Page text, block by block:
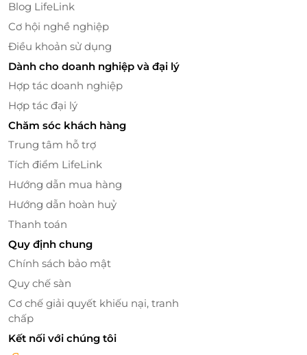
Dịch vụ nha khoa toàn diện tại White Smile
đa dạng dịch vụ chăm sóc và thẩm mỹ răng miệng:
Chăm sóc & điều trị răng miệng
Khám và tư vấn tổng quát
Trám răng, nhổ răng, điều trị nha chu
Thẩm mỹ & phục hình
Niềng răng chỉnh nha
Bọc răng sứ thẩm mỹ
Cấy ghép Implant phục hồi răng mất
Blog LifeLink
Cơ hội nghề nghiệp
Điều khoản sử dụng
Dành cho doanh nghiệp và đại lý
Hợp tác doanh nghiệp
Hợp tác đại lý
Chăm sóc khách hàng
Trung tâm hỗ trợ
Tích điểm LifeLink
Hướng dẫn mua hàng
Hướng dẫn hoàn huỷ
Thanh toán
Quy định chung
Chính sách bảo mật
Quy chế sàn
Cơ chế giải quyết khiếu nại, tranh
chấp
Kết nối với chúng tôi